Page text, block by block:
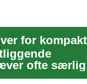
ofte særlig